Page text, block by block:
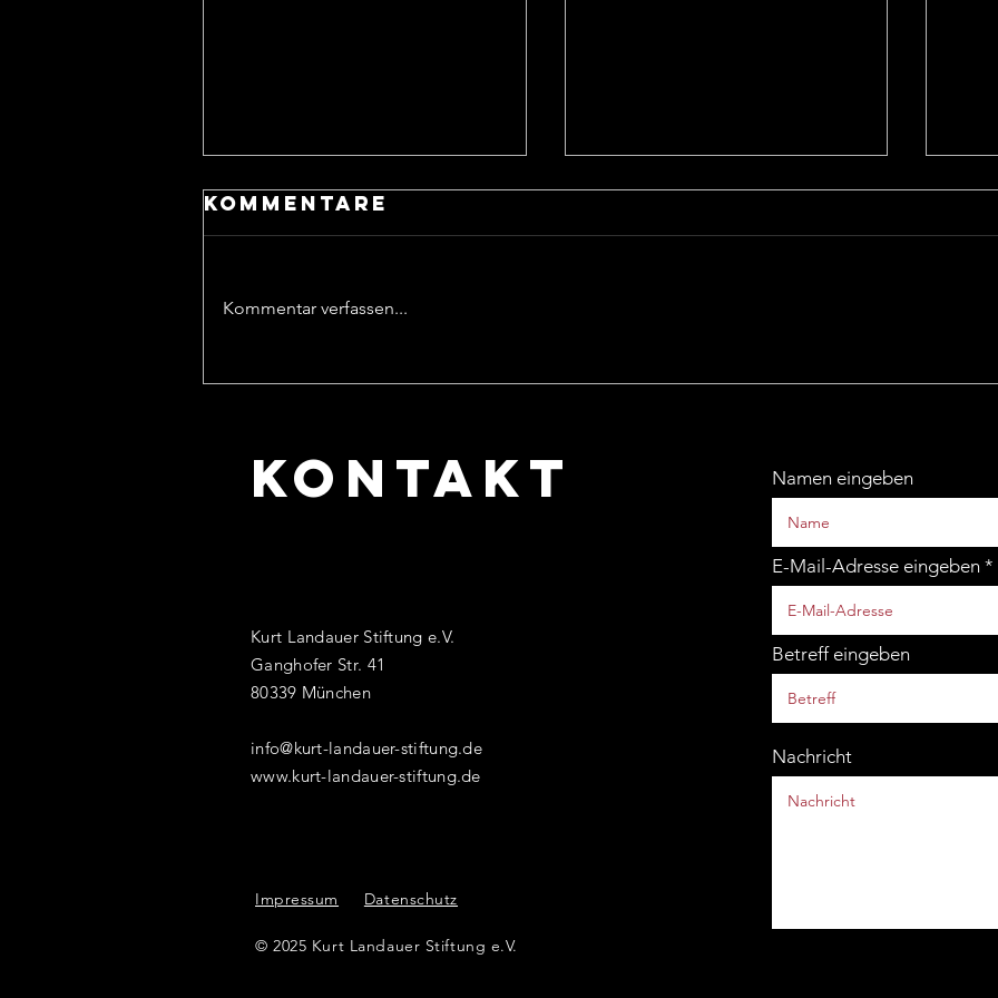
HERMANN
FROHMANN
WILLY FRIESER -
Kommentare
Kommentar verfassen...
KONTAKT
Kurt Landauer Stiftung e.V.
Ganghofer Str. 41
80339 München
info@kurt-landauer-stiftung.de
www.kurt-landauer-stiftung.de
Impressum Datenschutz
© 2025 Kurt Landauer Stiftung e.V.
Namen eingeben
E-Mail-Adresse eingeben
Betreff eingeben
Nachricht